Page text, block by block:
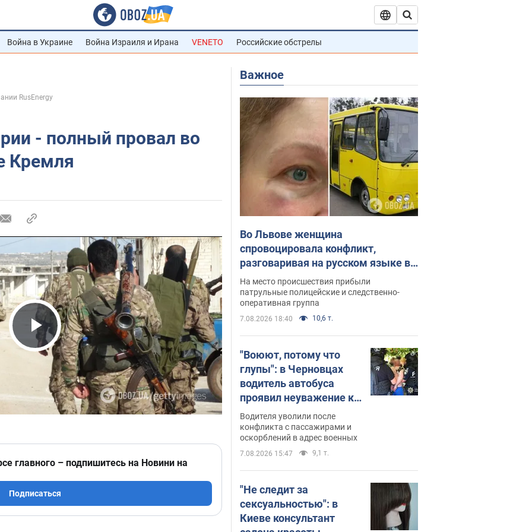
Война в Украине Война Израиля и Ирана VENETO Российские обстрелы
RusEnergy
- полный провал во
Кремля
Play Video
главного – подпишитесь на Новини на
Подписаться
Важное
Во Львове женщина
спровоцировала конфликт,
разговаривая на русском языке в
маршрутке: полиция составила
административный протокол.
Видео
На место происшествия прибыли
патрульные полицейские и следственно-
оперативная группа
7.08.2026 18:40 10,6 т.
"Воюют, потому что
глупы": в Черновцах
водитель автобуса
проявил неуважение к
украинским военным и
поплатился за это.
Видео
Водителя уволили после
конфликта с пассажирами и
оскорблений в адрес военных
7.08.2026 15:47 9,1 т.
"Не следит за
сексуальностью": в
Киеве консультант